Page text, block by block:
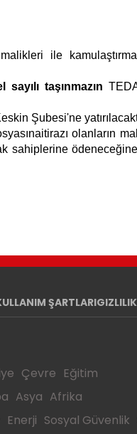
ile
sayılı taşınmazın
Şubesi'ne
sahiplerine
ŞARTLARI
Çevre Eğitim
Asya Afrika
Enerji Sosyal Güvenlik